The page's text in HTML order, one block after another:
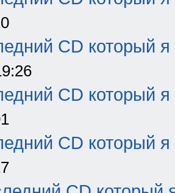
CD который я
CD который я
CD который я